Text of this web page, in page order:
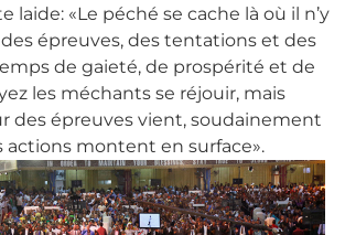
laide: «Le péché se cache là où il n’y
des épreuves, des tentations et des
de gaieté, de prospérité et de
les méchants se réjouir, mais
des épreuves vient, soudainement
actions montent en surface».